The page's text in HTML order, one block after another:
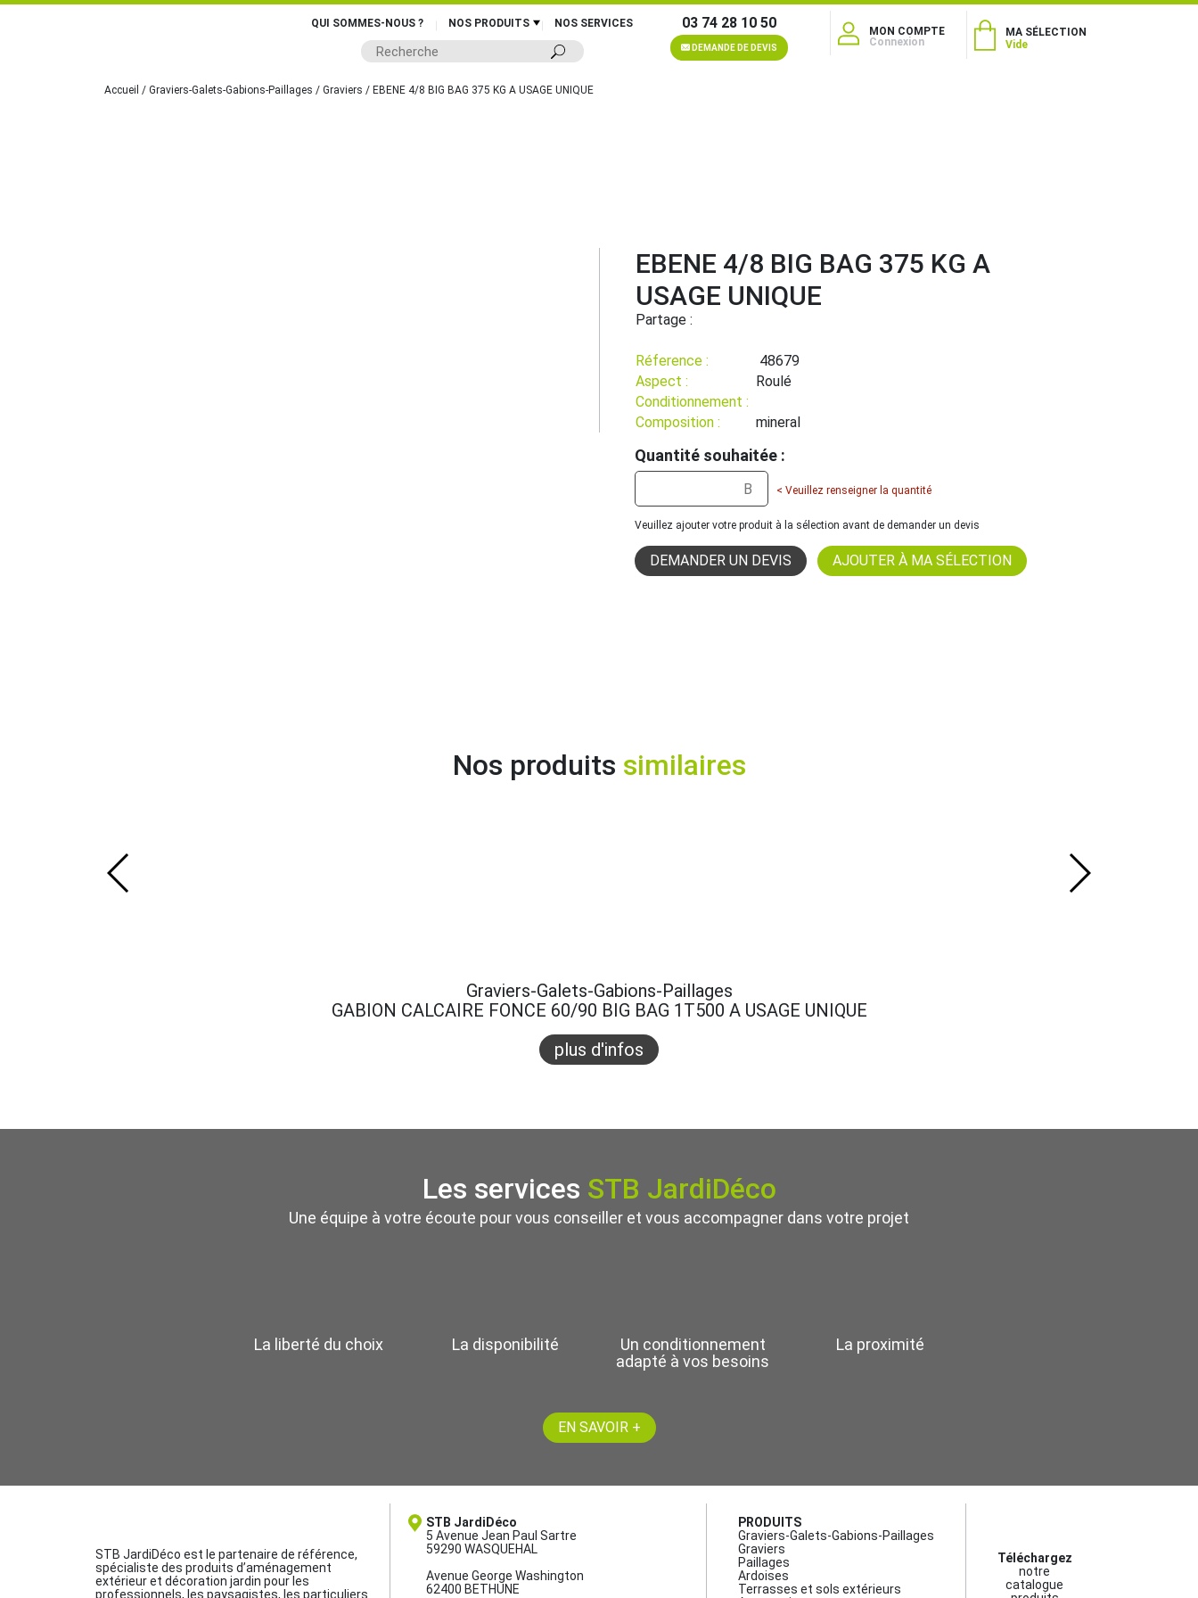
QUI SOMMES-NOUS ? NOS PRODUITS NOS SERVICES 03 74 28 10 50
DEMANDE DE DEVIS
MON COMPTE
Connexion
MA SÉLECTION
Vide
Accueil / Graviers-Galets-Gabions-Paillages / Graviers / EBENE 4/8 BIG BAG 375 KG A USAGE UNIQUE
EBENE 4/8 BIG BAG 375 KG A
USAGE UNIQUE
Partage :
Réference :
48679
Aspect :
Roulé
Conditionnement :
Composition :
mineral
Quantité souhaitée :
< Veuillez renseigner la quantité
Veuillez ajouter votre produit à la sélection avant de demander un devis
DEMANDER UN DEVIS
Nos produits similaires
Graviers-Galets-Gabions-Paillages
GABION CALCAIRE FONCE 60/90 BIG BAG 1T500 A USAGE UNIQUE
plus d'infos
Les services STB JardiDéco
Une équipe à votre écoute pour vous conseiller et vous accompagner dans votre projet
La liberté du choix La disponibilité
Un conditionnement
adapté à vos besoins
La proximité
EN SAVOIR +
STB JardiDéco est le partenaire de référence,
spécialiste des produits d’aménagement
extérieur et décoration jardin pour les
professionnels, les paysagistes, les particuliers
STB JardiDéco
5 Avenue Jean Paul Sartre
59290 WASQUEHAL
Avenue George Washington
62400 BETHUNE
PRODUITS
Graviers-Galets-Gabions-Paillages
Graviers
Paillages
Ardoises
Terrasses et sols extérieurs
Téléchargez
notre
catalogue